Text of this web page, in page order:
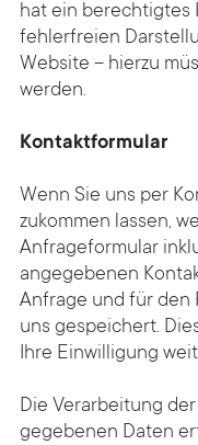
hat ein berechtigtes
fehlerfreien
Website – hierzu
werden.
Kontaktformular
Wenn Sie uns per
zukommen lassen,
Anfrage­formular
angegebenen
Anfrage und für den
uns gespeichert.
Ihre Ein­willigung
Die Ver­arbeitung
gegebenen Daten